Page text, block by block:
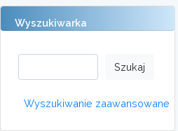
Wyszukiwarka
Wyszukiwanie zaawansowane